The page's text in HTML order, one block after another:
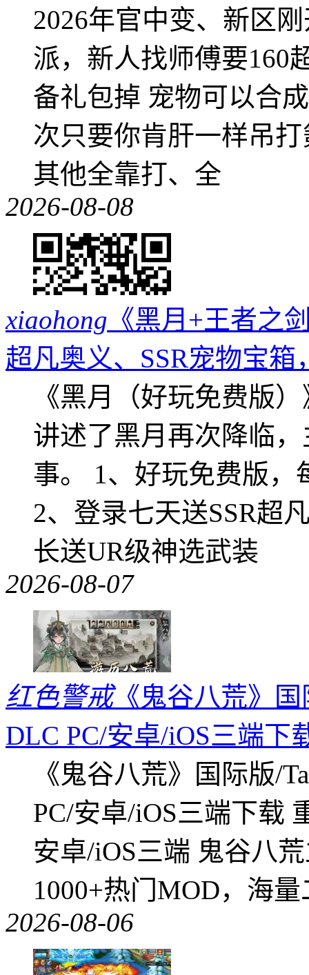
2026年官中变、新区
派，新人找师傅要160
备礼包掉 宠物可以合
次只要你肯肝一样吊
其他全靠打、全
2026-08-08
xiaohong 《黑月+王者之
超凡奥义、SSR宠物宝箱
《黑月（好玩免费版
讲述了黑月再次降临
事。 1、好玩免费版，
2、登录七天送SSR超
长送UR级神选武装
2026-08-07
红色警戒《鬼谷八荒》国
DLC PC/安卓/iOS三端下
《鬼谷八荒》国际版/
PC/安卓/iOS三端下载
安卓/iOS三端 鬼谷八
1000+热门MOD，海
2026-08-06